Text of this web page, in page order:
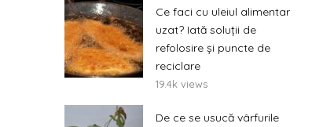
Ce faci cu uleiul alimentar
uzat? Iată soluții de
refolosire și puncte de
reciclare
19.4k views
De ce se usucă vârfurile